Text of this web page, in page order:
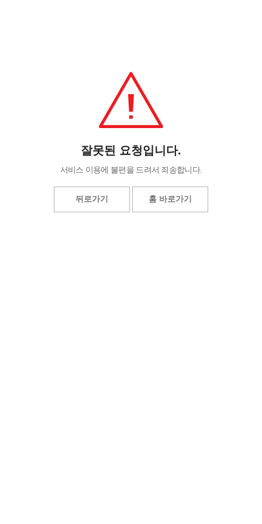
잘못된 요청입니다.
서비스 이용에 불편을 드려서 죄송합니다.
뒤로가기 홈 바로가기